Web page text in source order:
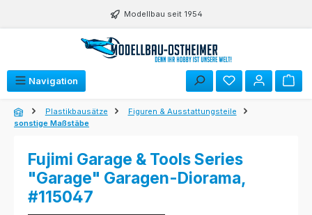
Zum Hauptinhalt springen Modellbau seit 1954
Navigation
Plastikbausätze
Figuren & Ausstattungsteile
sonstige Maßstäbe
Fujimi Garage & Tools Series
"Garage" Garagen-Diorama,
#115047